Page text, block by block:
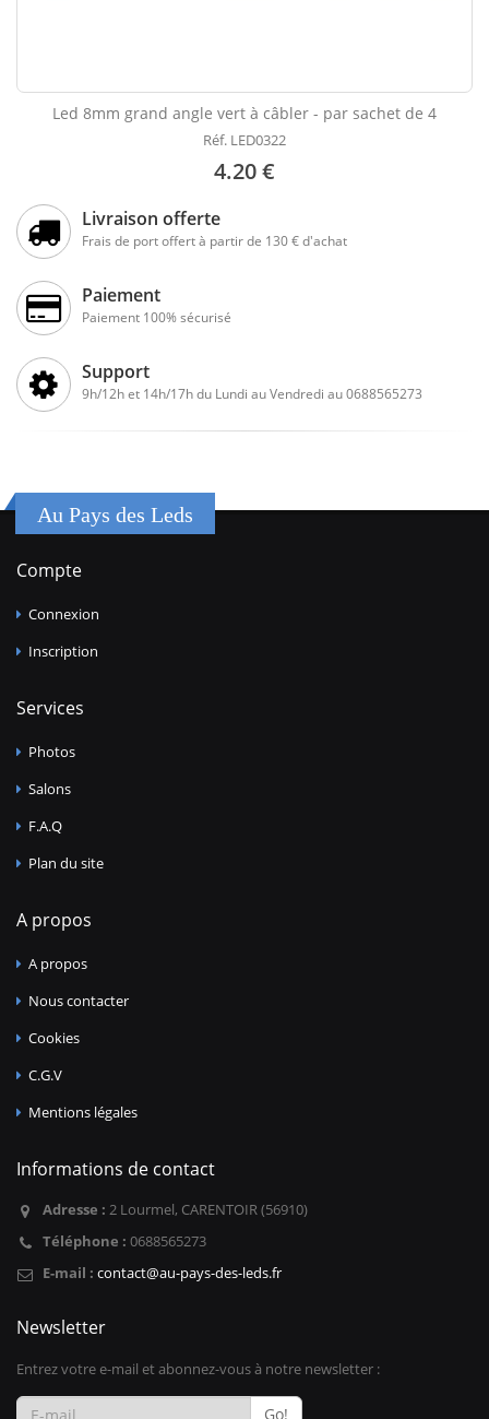
Led 8mm grand angle vert à câbler - par sachet de 4
Réf. LED0322
4.20 €
Livraison offerte
Frais de port offert à partir de 130 € d'achat
Paiement
Paiement 100% sécurisé
Support
9h/12h et 14h/17h du Lundi au Vendredi au 0688565273
Au Pays des Leds
Compte
Connexion
Inscription
Services
Photos
Salons
F.A.Q
Plan du site
A propos
A propos
Nous contacter
Cookies
C.G.V
Mentions légales
Informations de contact
Adresse : 2 Lourmel, CARENTOIR (56910)
Téléphone : 0688565273
E-mail : contact@au-pays-des-leds.fr
Newsletter
Entrez votre e-mail et abonnez-vous à notre newsletter :
Go!